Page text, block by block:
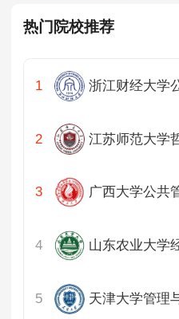
热门院校推荐